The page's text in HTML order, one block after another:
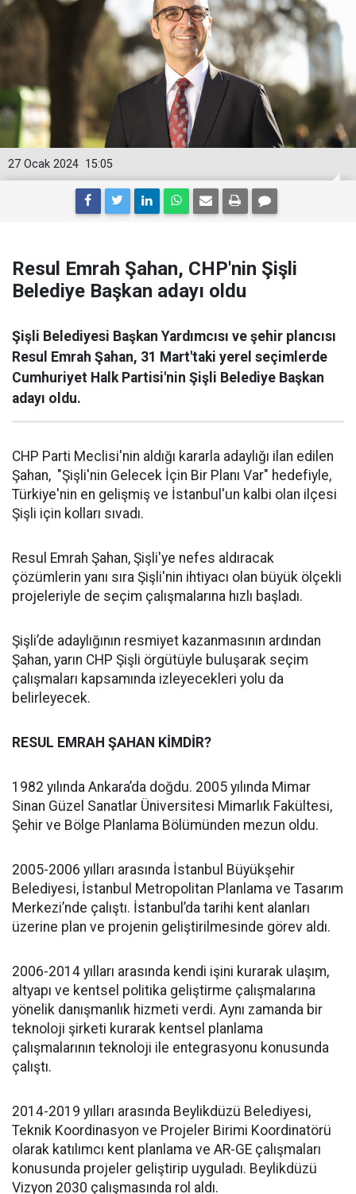
15:05
27 Ocak 2024
Resul Emrah Şahan, CHP'nin Şişli
Belediye Başkan adayı oldu
Şişli Belediyesi Başkan Yardımcısı ve şehir plancısı
Resul Emrah Şahan, 31 Mart'taki yerel seçimlerde
Cumhuriyet Halk Partisi'nin Şişli Belediye Başkan
adayı oldu.
CHP Parti Meclisi'nin aldığı kararla adaylığı ilan edilen
Şahan, "Şişli'nin Gelecek İçin Bir Planı Var" hedefiyle,
Türkiye'nin en gelişmiş ve İstanbul'un kalbi olan ilçesi
Şişli için kolları sıvadı.
Resul Emrah Şahan, Şişli'ye nefes aldıracak
çözümlerin yanı sıra Şişli'nin ihtiyacı olan büyük ölçekli
projeleriyle de seçim çalışmalarına hızlı başladı.
Şişli’de adaylığının resmiyet kazanmasının ardından
Şahan, yarın CHP Şişli örgütüyle buluşarak seçim
çalışmaları kapsamında izleyecekleri yolu da
belirleyecek.
RESUL EMRAH ŞAHAN KİMDİR?
1982 yılında Ankara’da doğdu. 2005 yılında Mimar
Sinan Güzel Sanatlar Üniversitesi Mimarlık Fakültesi,
Şehir ve Bölge Planlama Bölümünden mezun oldu.
2005-2006 yılları arasında İstanbul Büyükşehir
Belediyesi, İstanbul Metropolitan Planlama ve Tasarım
Merkezi’nde çalıştı. İstanbul’da tarihi kent alanları
üzerine plan ve projenin geliştirilmesinde görev aldı.
2006-2014 yılları arasında kendi işini kurarak ulaşım,
altyapı ve kentsel politika geliştirme çalışmalarına
yönelik danışmanlık hizmeti verdi. Aynı zamanda bir
teknoloji şirketi kurarak kentsel planlama
çalışmalarının teknoloji ile entegrasyonu konusunda
çalıştı.
2014-2019 yılları arasında Beylikdüzü Belediyesi,
Teknik Koordinasyon ve Projeler Birimi Koordinatörü
olarak katılımcı kent planlama ve AR-GE çalışmaları
konusunda projeler geliştirip uyguladı. Beylikdüzü
Vizyon 2030 çalışmasında rol aldı.